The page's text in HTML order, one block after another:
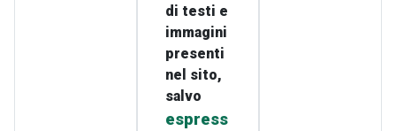
di testi e
immagini
presenti
nel sito,
salvo
espress